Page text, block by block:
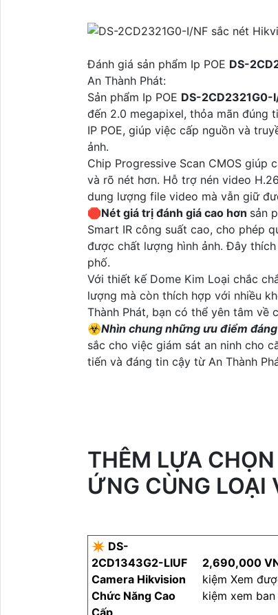
Đánh giá sản phẩm Ip POE DS-
An Thành Phát:
Sản phẩm Ip POE DS-2CD2321G0-
đến 2.0 megapixel, thỏa mãn đúng
IP POE, giúp việc cấp nguồn và
ảnh.
Chip Progressive Scan CMOS giúp
và rõ nét hơn. Hỗ trợ nén video
dung lượng file video mà vẫn giữ
🛑Nét giá trị đánh giá cao hơn sản
Smart IR công suất cao, cho phép
được chất lượng hình ảnh. Đây
phố.
Với thiết kế Dome Kim Loại chắc
lượng mà còn thích hợp với nhiều
Thành Phát, bạn có thể yên tâm về
☣️Nhìn chung những ưu điểm
sắc cho việc giám sát an ninh cho
tiến và đáng tin cậy từ An Thành
THÊM LỰA
ỨNG CÙNG LOẠI
✴ DS-
2CD1343G2-LIUF
Camera Hikvision
Chức Năng Cao
Cấp
2,690,000
kiệm Xem
kiệm xem